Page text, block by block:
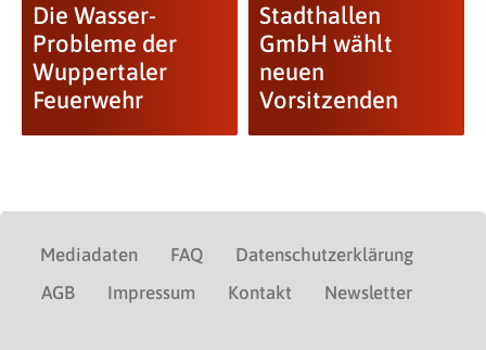
Die Wasser-
Probleme der
Wuppertaler
Feuerwehr
Stadthallen
GmbH wählt
neuen
Vorsitzenden
Mediadaten FAQ
Datenschutzerklärung
AGB
Impressum Kontakt Newsletter